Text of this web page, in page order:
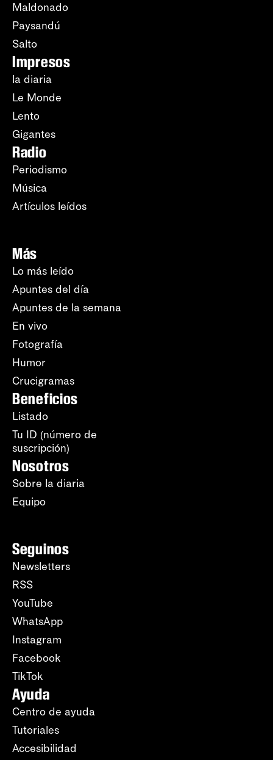
Maldonado
Paysandú
Salto
Impresos
la diaria
Le Monde
Lento
Gigantes
Radio
Periodismo
Música
Artículos leídos
Más
Lo más leído
Apuntes del día
Apuntes de la semana
En vivo
Fotografía
Humor
Crucigramas
Beneficios
Listado
Tu ID (número de
suscripción)
Nosotros
Sobre la diaria
Equipo
Seguinos
Newsletters
RSS
YouTube
WhatsApp
Instagram
Facebook
TikTok
Ayuda
Centro de ayuda
Tutoriales
Accesibilidad